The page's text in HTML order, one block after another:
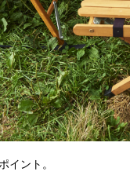
イント。